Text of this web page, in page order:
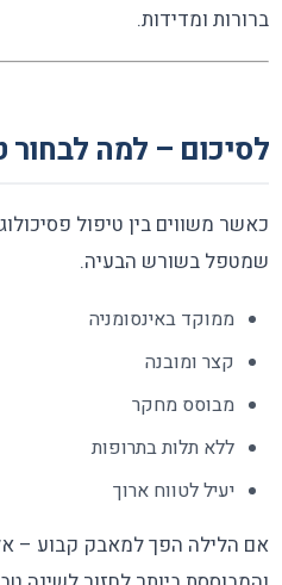
ברורות ומדידות.
לסיכום – למה לבחור
כאשר משווים בין טיפול
שמטפל בשורש הבעיה.
ממוקד באינסומניה
קצר ומובנה
מבוסס מחקר
ללא תלות בתרופות
יעיל לטווח ארוך
אם הלילה הפך למאבק קבוע –